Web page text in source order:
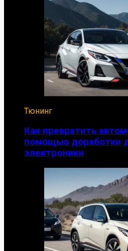
Тюнинг
Как превратить
помощью доработки
электроники